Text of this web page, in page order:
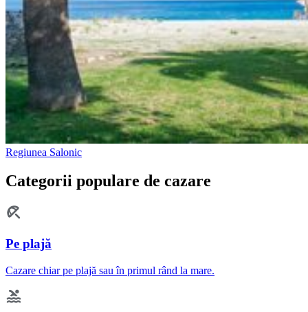
Regiunea Salonic
Categorii populare de cazare
Pe plajă
Cazare chiar pe plajă sau în primul rând la mare.